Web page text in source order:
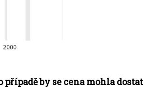
případě by se cena mohla dostat